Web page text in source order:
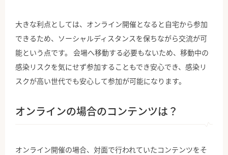
大きな利点としては、オンライン開催となると自宅から参加
できるため、ソーシャルディスタンスを保ちながら交流が可
能という点です。 会場へ移動する必要もないため、移動中の
感染リスクを気にせず参加することもでき安心でき、感染リ
スクが高い世代でも安心して参加が可能になります。
オンラインの場合のコンテンツは？
オンライン開催の場合、対面で行われていたコンテンツをそ